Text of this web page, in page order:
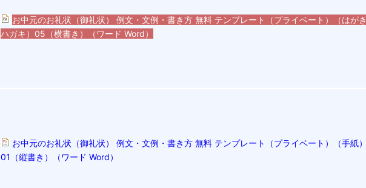
お中元のお礼状（御礼状） 例文・文例・書き方 無料 テンプレート（プライベート）（はがき
ハガキ）05（横書き）（ワード Word）
お中元のお礼状（御礼状） 例文・文例・書き方 無料 テンプレート（プライベート）（手紙）
01（縦書き）（ワード Word）